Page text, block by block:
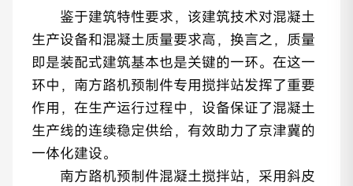
鉴于建筑特性要求，该建筑技术对混凝土
生产设备和混凝土质量要求高，换言之，质量
即是装配式建筑基本也是关键的一环。在这一
环中，南方路机预制件专用搅拌站发挥了重要
作用，在生产运行过程中，设备保证了混凝土
生产线的连续稳定供给，有效助力了京津冀的
一体化建设。
南方路机预制件混凝土搅拌站，采用斜皮